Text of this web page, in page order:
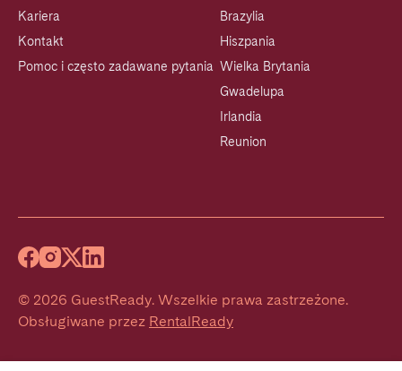
Kariera
Kontakt
Pomoc i często zadawane pytania
Brazylia
Hiszpania
Wielka Brytania
Gwadelupa
Irlandia
Reunion
© 2026 GuestReady. Wszelkie prawa zastrzeżone.
Obsługiwane przez RentalReady